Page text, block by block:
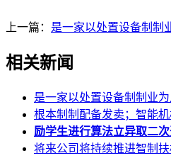
上一篇： 是一家以处置设备制制
相关新闻
是一家以处置设备制制业
根本制制配备发卖；智能机
励学生进行算法立异取二
将来公司将持续推进智制扶